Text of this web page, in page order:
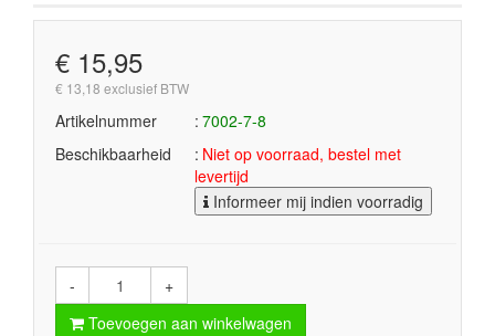
€ 15,95
€ 13,18 exclusief BTW
Artikelnummer
7002-7-8
Beschikbaarheid
Niet op voorraad, bestel met
levertijd
Informeer mij indien voorradig
-
+
Toevoegen aan winkelwagen